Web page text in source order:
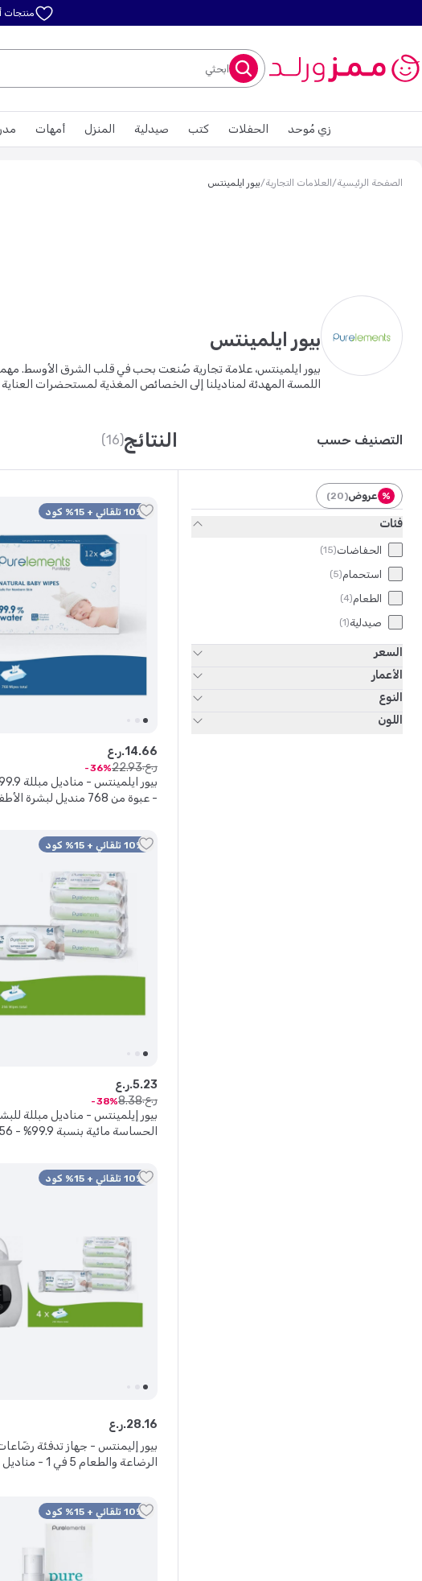
منتجات
ابحثي
أمهات المنزل صيدلية كتب الحفلات زي مُوحد
الصفحة الرئيسية/ العلامات التجارية/بيور ايلمينتس
بيور ايلمينتس
بيور ايلمينتس، علامة تجارية صُنعت بحب في قلب الشرق الأوسط.
اللمسة المهدئة لمناديلنا إلى الخصائص المغذية لمستحضرات
التصنيف حسب النتائج(16)
% عروض(
20
)
فئات
الحفاضات(
15
)
استحمام(
5
)
الطعام(
4
)
صيدلية(
1
)
السعر
الأعمار
النوع
اللون
10% تلقائي + 15% كود
- عبوة من 768 منديل لبشرة
ر.ع.14.66
ر.ع.
22.93
36
10% تلقائي + 15% كود
بيور إيلمينتس - مناديل مبللة
الحساسة مائية
ر.ع.5.23
ر.ع.
8.38
38
10% تلقائي + 15% كود
بيور إليمنتس - جهاز تدفئة
الرضاعة والطعام 5 في
ر.ع.28.16
10% تلقائي + 15% كود